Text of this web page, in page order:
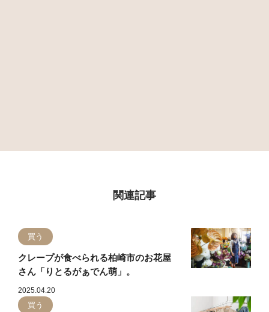
関連記事
買う
クレープが食べられる柏崎市のお花屋
さん「りとるがぁでん萌」。
2025.04.20
買う